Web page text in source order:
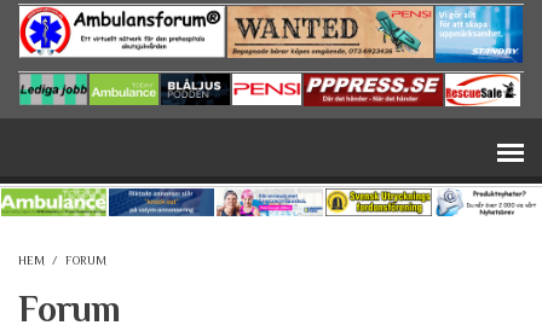
Hoppa till huvudinnehåll
HEM / FORUM
Forum